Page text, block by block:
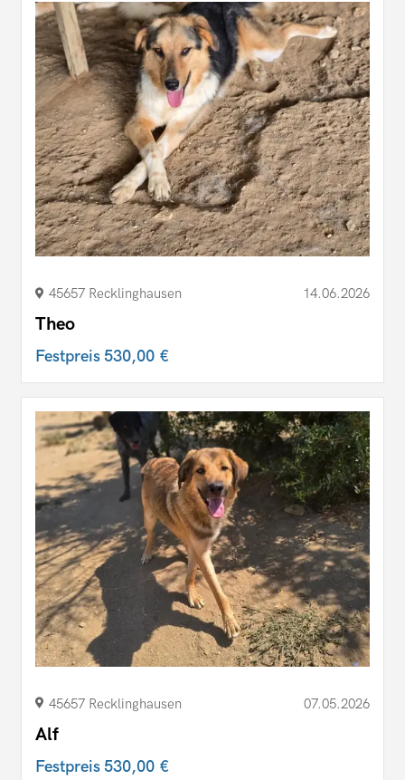
45657 Recklinghausen 14.06.2026
Theo
Festpreis530,00 €
45657 Recklinghausen 07.05.2026
Alf
Festpreis530,00 €